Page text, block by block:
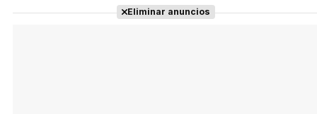
Eliminar anuncios